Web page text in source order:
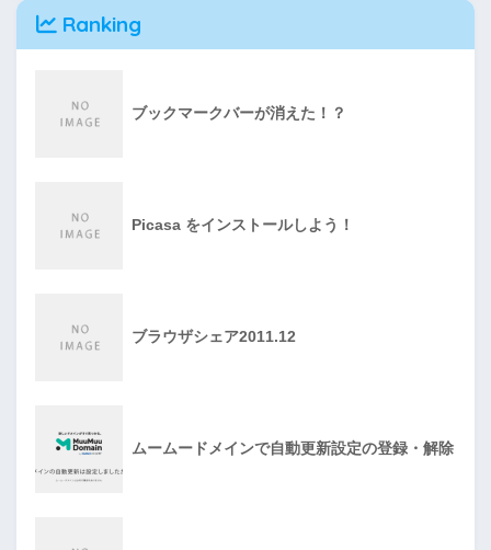
Ranking
ブックマークバーが消えた！？
Picasa をインストールしよう！
ブラウザシェア2011.12
ムームードメインで自動更新設定の登録・解除